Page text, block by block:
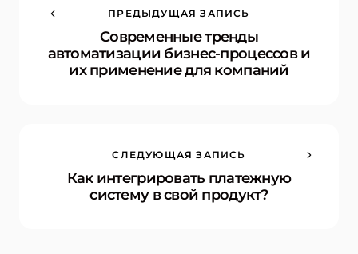
ПРЕДЫДУЩАЯ ЗАПИСЬ
Современные тренды
автоматизации бизнес-процессов и
их применение для компаний
СЛЕДУЮЩАЯ ЗАПИСЬ
Как интегрировать платежную
систему в свой продукт?